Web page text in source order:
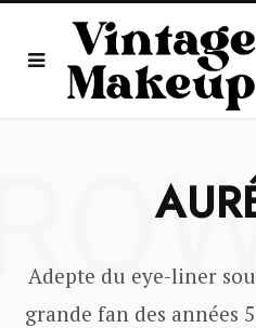
Adepte du eye-liner
grande fan des années